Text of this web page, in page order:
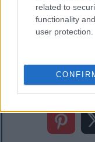
related to
functionality
user protection.
הרחבה ב-
עדכן את ערך הממד הפיננסי מקוד X++ ב-
יצירת שדה חיפוש עבור ממד פיננסי ב- Dynamics